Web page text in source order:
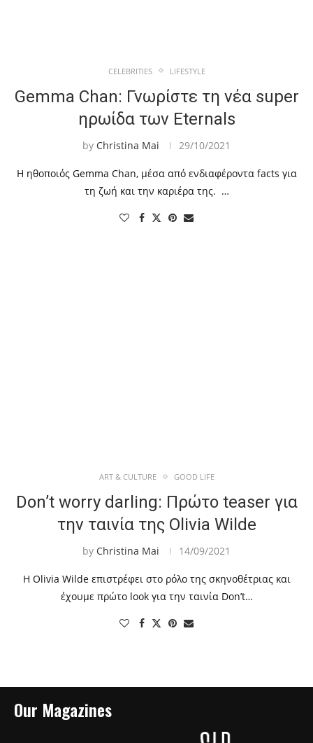
CELEBRITIES LIFESTYLE
Gemma Chan: Γνωρίστε τη νέα super
ηρωίδα των Eternals
by Christina Mai 29/10/2021
Η ηθοποιός Gemma Chan, μέσα από ενδιαφέροντα facts για
τη ζωή και την καριέρα της. …
ART & CULTURE GOOD LIFE
Don’t worry darling: Πρώτο teaser για
την ταινία της Olivia Wilde
by Christina Mai 14/09/2021
Η Olivia Wilde επιστρέφει στο ρόλο της σκηνοθέτριας και
έχουμε πρώτο look για την ταινία Don’t…
Our Magazines